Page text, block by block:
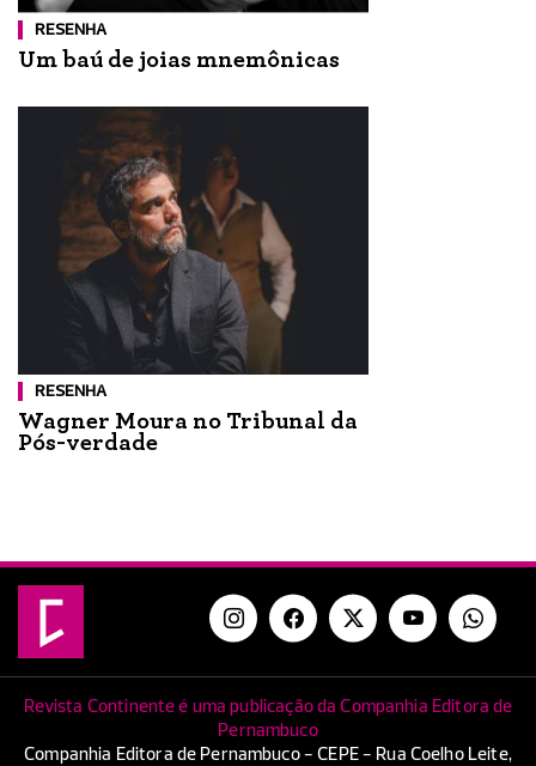
RESENHA
Um baú de joias mnemônicas
RESENHA
Wagner Moura no Tribunal da
Pós-verdade
Revista Continente é uma publicação da Companhia Editora de
Pernambuco
Companhia Editora de Pernambuco - CEPE - Rua Coelho Leite,